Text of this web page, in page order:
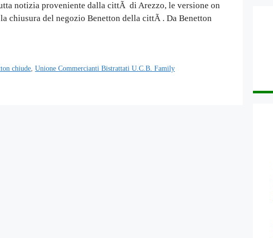
notizia proveniente dalla cittÃ di Arezzo, le versione on
chiusura del negozio Benetton della cittÃ . Da Benetton
chiude ,Unione Commercianti Bistrattati U.C.B. Family